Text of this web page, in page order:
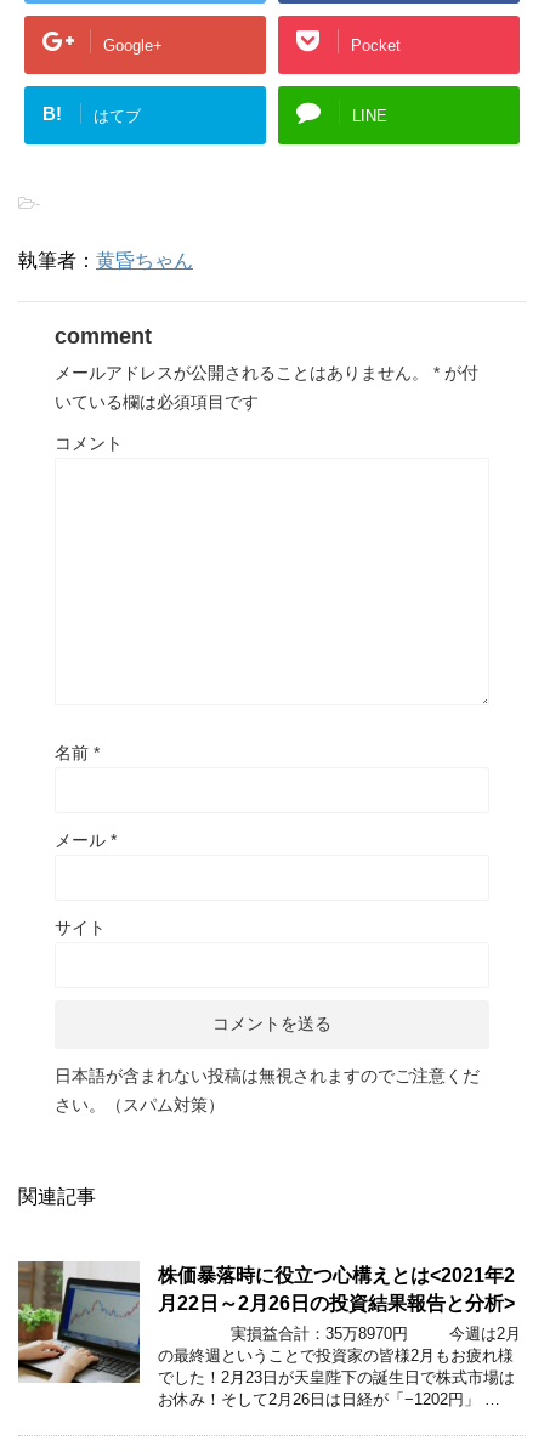
Google+ Pocket
B! はてブ LINE
-
執筆者： 黄昏ちゃん
comment
メールアドレスが公開されることはありません。 * が付
いている欄は必須項目です
コメント
名前 *
メール *
サイト
日本語が含まれない投稿は無視されますのでご注意くだ
さい。（スパム対策）
関連記事
株価暴落時に役立つ心構えとは<2021年2
月22日～2月26日の投資結果報告と分析>
実損益合計：35万8970円 今週は2月
の最終週ということで投資家の皆様2月もお疲れ様
でした！2月23日が天皇陛下の誕生日で株式市場は
お休み！そして2月26日は日経が「−1202円」 …